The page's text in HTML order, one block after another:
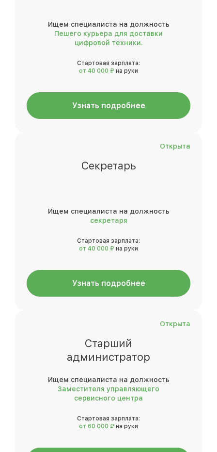
Ищем специалиста на должность
Пешего курьера для доставки
цифровой техники.
Стартовая зарплата:
от 40 000 ₽ на руки
Узнать подробнее
Открыта
Секретарь
Ищем специалиста на должность
секретаря
Стартовая зарплата:
от 40 000 ₽ на руки
Узнать подробнее
Открыта
Старший
администратор
Ищем специалиста на должность
Заместителя управляющего
сервисного центра
Стартовая зарплата:
от 60 000 ₽ на руки